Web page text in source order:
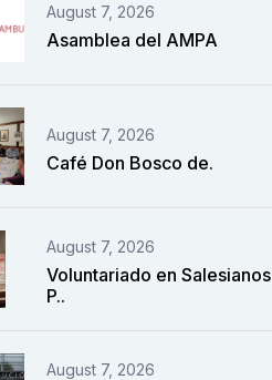
August 7, 2026
Asamblea del AMPA
August 7, 2026
Café Don Bosco de.
August 7, 2026
Voluntariado en Salesianos
P..
August 7, 2026